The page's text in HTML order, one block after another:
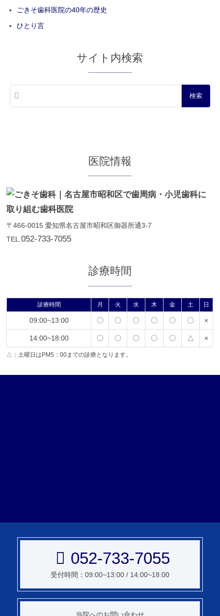
ごきそ歯科医院の40年の歴史
ひとり言
サイト内検索
医院情報
〒466-0015愛知県名古屋市昭和区御器所通3-7
TEL.052-733-7055
診療時間
診療時間 月 火 水 木 金 土 日
09:00~13:00 〇 〇 〇 〇 〇 〇 ×
14:00~18:00 〇 〇 〇 〇 〇 △ ×
△：土曜日はPM5：00までの診療となります。
052-733-7055
受付時間：09:00~13:00 / 14:00~18:00